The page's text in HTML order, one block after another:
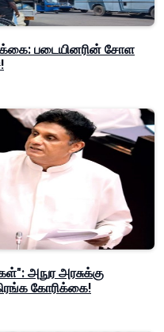
படையினரின் சோள
அநுர அரசுக்கு
கோரிக்கை!